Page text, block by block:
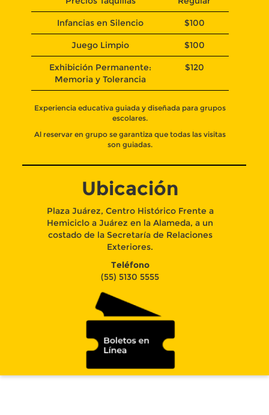
Infancias en Silencio $100
Juego Limpio $100
Exhibición Permanente:
Memoria y Tolerancia
$120
Experiencia educativa guiada y diseñada para grupos
escolares.
Al reservar en grupo se garantiza que todas las visitas
son guiadas.
Ubicación
Plaza Juárez, Centro Histórico Frente a
Hemiciclo a Juárez en la Alameda, a un
costado de la Secretaría de Relaciones
Exteriores.
Teléfono
(55) 5130 5555